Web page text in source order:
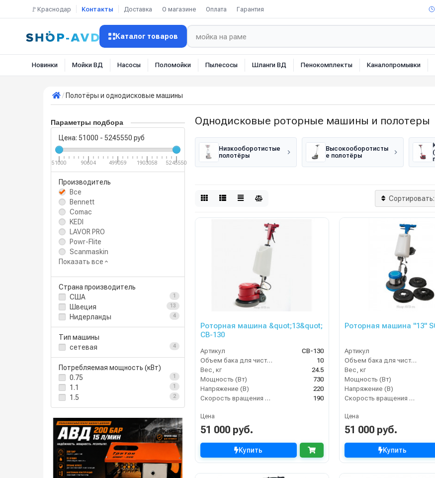
🚩Краснодар Контакты Доставка О магазине Оплата Гарантия
Каталог товаров
Новинки Мойки ВД Насосы Поломойки Пылесосы Шланги ВД Пенокомплекты Каналопромывки
Полотёры и однодисковые машины
Параметры подбора
Цена: 51000 - 5245550 руб
51000 90604 499059 1903058 5245550
Производитель
Все
Bennett
Comac
KEDI
LAVOR PRO
Powr-Flite
Scanmaskin
Показать все
Страна производитель
США
1
Швеция 13
Нидерланды 4
Тип машины
сетевая
4
Потребляемая мощность (кВт)
0.75
1
1.1 1
1.5 2
Однодисковые роторные машины и полотеры
Низкооборотистые
полотёры
Высокооборотисты
е полотёры
Сортировать:
Роторная машина &quot;13&quot;
CB-130
Артикул
CB-130
Объем бака для чистой воды, л
10
Вес, кг
24.5
Мощность (Вт)
730
Напряжение (В)
220
Скорость вращения щётки (об/мин)
190
Цена
51 000 руб.
Купить
Роторная машина "13"
Артикул
Объем бака для чистой воды, л
Вес, кг
Мощность (Вт)
Напряжение (В)
Скорость вращения щётки (об/мин)
Цена
51 000 руб.
Купить